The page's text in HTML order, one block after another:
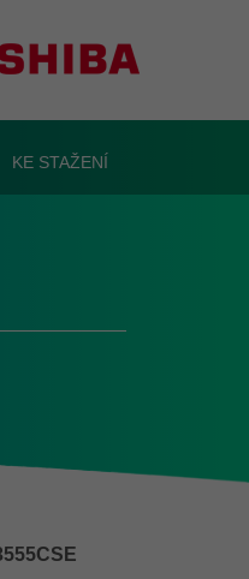
KE STAŽENÍ